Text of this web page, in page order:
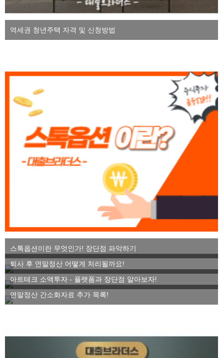
역세권 청년주택 자격 및 신청방법
스톡옵션이란 무엇인가! 장단점 파악하기
퇴사 후 연말정산 어떻게 처리될까요!
아트테크 소액투자 - 플랫폼과 장단점 알아보자!
연말정산 간소화자료 추가 목록!